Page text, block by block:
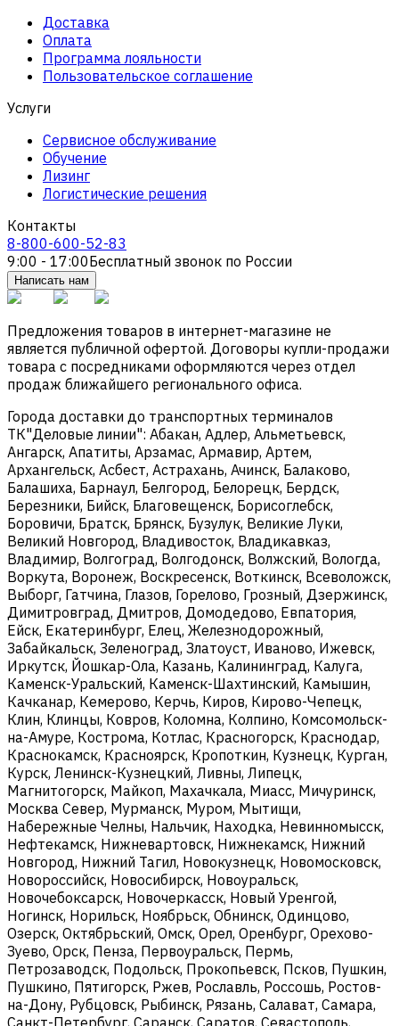
Доставка
Оплата
Программа лояльности
Пользовательское соглашение
Услуги
Сервисное обслуживание
Обучение
Лизинг
Логистические решения
Контакты
8-800-600-52-83
9:00 - 17:00Бесплатный звонок по России
Написать нам
Предложения товаров в интернет-магазине не
является публичной офертой. Договоры купли-продажи
товара с посредниками оформляются через отдел
продаж ближайшего регионального офиса.
Города доставки до транспортных терминалов
ТК"Деловые линии": Абакан, Адлер, Альметьевск,
Ангарск, Апатиты, Арзамас, Армавир, Артем,
Архангельск, Асбест, Астрахань, Ачинск, Балаково,
Балашиха, Барнаул, Белгород, Белорецк, Бердск,
Березники, Бийск, Благовещенск, Борисоглебск,
Боровичи, Братск, Брянск, Бузулук, Великие Луки,
Великий Новгород, Владивосток, Владикавказ,
Владимир, Волгоград, Волгодонск, Волжский, Вологда,
Воркута, Воронеж, Воскресенск, Воткинск, Всеволожск,
Выборг, Гатчина, Глазов, Горелово, Грозный, Дзержинск,
Димитровград, Дмитров, Домодедово, Евпатория,
Ейск, Екатеринбург, Елец, Железнодорожный,
Забайкальск, Зеленоград, Златоуст, Иваново, Ижевск,
Иркутск, Йошкар-Ола, Казань, Калининград, Калуга,
Каменск-Уральский, Каменск-Шахтинский, Камышин,
Качканар, Кемерово, Керчь, Киров, Кирово-Чепецк,
Клин, Клинцы, Ковров, Коломна, Колпино, Комсомольск-
на-Амуре, Кострома, Котлас, Красногорск, Краснодар,
Краснокамск, Красноярск, Кропоткин, Кузнецк, Курган,
Курск, Ленинск-Кузнецкий, Ливны, Липецк,
Магнитогорск, Майкоп, Махачкала, Миасс, Мичуринск,
Москва Север, Мурманск, Муром, Мытищи,
Набережные Челны, Нальчик, Находка, Невинномысск,
Нефтекамск, Нижневартовск, Нижнекамск, Нижний
Новгород, Нижний Тагил, Новокузнецк, Новомосковск,
Новороссийск, Новосибирск, Новоуральск,
Новочебоксарск, Новочеркасск, Новый Уренгой,
Ногинск, Норильск, Ноябрьск, Обнинск, Одинцово,
Озерск, Октябрьский, Омск, Орел, Оренбург, Орехово-
Зуево, Орск, Пенза, Первоуральск, Пермь,
Петрозаводск, Подольск, Прокопьевск, Псков, Пушкин,
Пушкино, Пятигорск, Ржев, Рославль, Россошь, Ростов-
на-Дону, Рубцовск, Рыбинск, Рязань, Салават, Самара,
Санкт-Петербург, Саранск, Саратов, Севастополь,